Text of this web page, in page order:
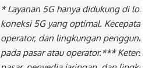
* Layanan 5G hanya didukung di
koneksi 5G yang optimal. Kecepatan
operator, dan lingkungan pengguna.
pada pasar atau operator.***